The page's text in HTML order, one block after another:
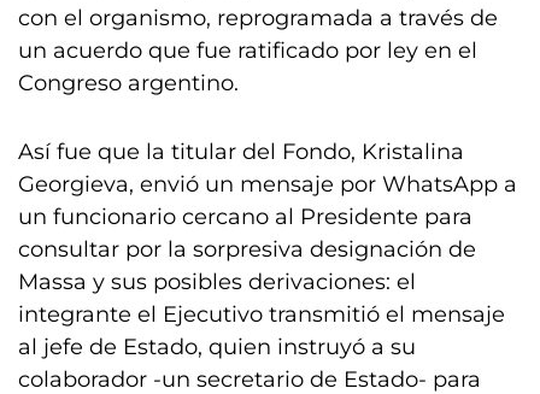
con el organismo, reprogramada a través de
un acuerdo que fue ratificado por ley en el
Congreso argentino.
Así fue que la titular del Fondo, Kristalina
Georgieva, envió un mensaje por WhatsApp a
un funcionario cercano al Presidente para
consultar por la sorpresiva designación de
Massa y sus posibles derivaciones: el
integrante el Ejecutivo transmitió el mensaje
al jefe de Estado, quien instruyó a su
colaborador -un secretario de Estado- para